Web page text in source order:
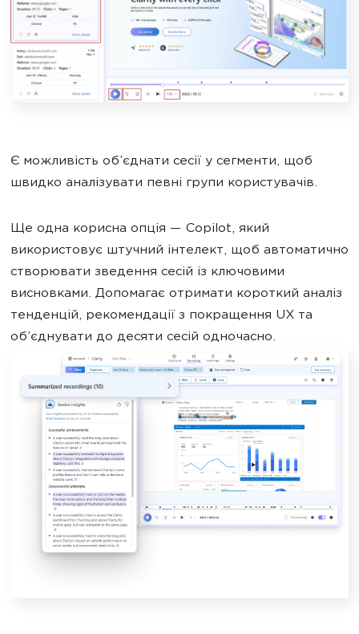
Є можливість об’єднати сесії у сегменти, щоб
швидко аналізувати певні групи користувачів.
Ще одна корисна опція — Copilot, який
використовує штучний інтелект, щоб автоматично
створювати зведення сесій із ключовими
висновками. Допомагає отримати короткий аналіз
тенденцій, рекомендації з покращення UX та
об’єднувати до десяти сесій одночасно.